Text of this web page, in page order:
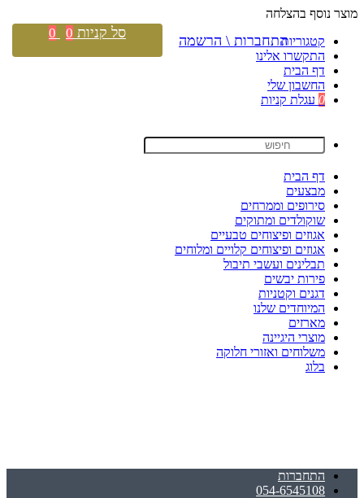
מוצר נוסף בהצלחה
קטגוריות
התקשרו אלינו
דף הבית
החשבון שלי
0 עגלת קניות
דף הבית
מבצעים
סירופים וממרחים
שוקולדים ומתוקים
אגוזים ופיצוחים טבעיים
אגוזים ופיצוחים קלויים ומלוחים
תבלינים ועשבי תיבול
פירות יבשים
דגנים וקטניות
המיוחדים שלנו
מארזים
מוצרי היגיינה
משלוחים ואזורי חלוקה
בלוג
התחברות
054-6545108
התחברות \ הרשמה סל קניות 0
0